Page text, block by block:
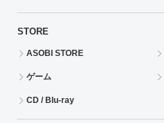
STORE
ASOBI STORE
ゲーム
CD / Blu-ray